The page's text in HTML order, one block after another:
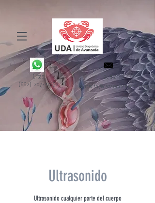
Citas
(662) 207-40-92
e-mail:
contacto@cazamoscancer.com
Ultrasonido
Ultrasonido cualquier parte del cuerpo